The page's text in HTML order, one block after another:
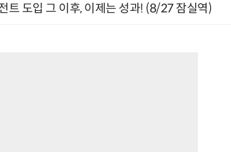
트 도입 그 이후, 이제는 성과! (8/27 잠실역)